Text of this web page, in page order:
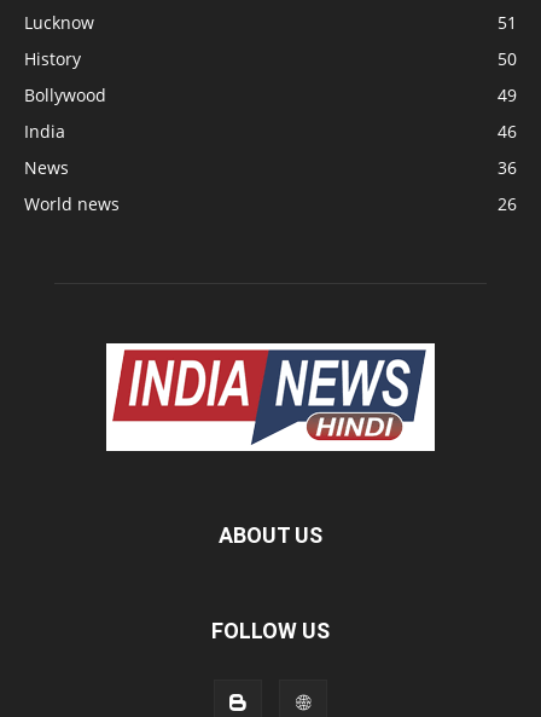
Lucknow
51
History
50
Bollywood
49
India
46
News
36
World news
26
ABOUT US
FOLLOW US